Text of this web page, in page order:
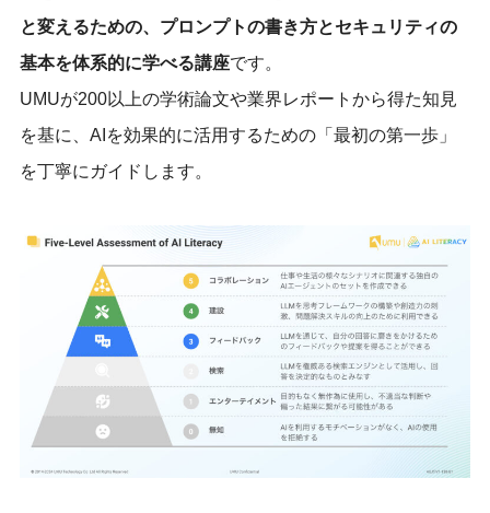
と変えるための、プロンプトの書き方とセキュリティの
基本を体系的に学べる講座です。
UMUが200以上の学術論文や業界レポートから得た知見
を基に、AIを効果的に活用するための「最初の第一歩」
を丁寧にガイドします。